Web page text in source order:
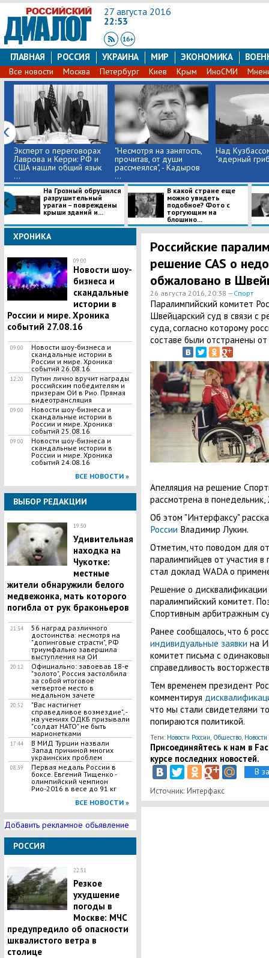
27 августа 2016
22:53
ГЛАВНАЯ РОССИЯ УКРАИНА МИР ЭКОНОМИКА
Все новости Москва Петербург Киев Крым ИноСМИ
Эксперт о переговорах
Лаврова и Керри: РФ и
США нашли общий язык
...
"Несмотря на занятость,
прочитав, от души
рассмеялся", - Кадыров
...
Над
"ядерный
На Грозный обрушился
разрушительный
ураган – повреждены
крыши зданий и...
В какой стране еще
можно увидеть
подобное? Фото с
торгующим на
блошино...
ХРОНИКА
09:00
Новости шоу-
бизнеса и
скандальные
истории в
России и мире. Хроника
событий 27.08.16
09:00
Новости шоу-бизнеса и
скандальные истории в
России и мире. Хроника
событий 26.08.16
12:20
Путин лично вручит награды
российским победителям и
призерам ОИ в Рио. Прямая
видеотрансляция
09:00
Новости шоу-бизнеса и
скандальные истории в
России и мире. Хроника
событий 25.08.16
09:00
Новости шоу-бизнеса и
скандальные истории в
России и мире. Хроника
событий 24.08.16
ВСЕ НОВОСТИ »
ВЫБОР РЕДАКЦИИ
19:30
​Удивительная
находка на
Чукотке:
местные
жители обнаружили белого
медвежонка, мать которого
погибла от рук браконьеров
21:34
56 наград различного
достоинства: несмотря на
"допинговые страсти", РФ
триумфально завершила
выступления на ОИ
20:12
Официально: завоевав 18-е
"золото", Россия застолбила
за собой итоговое
четвертое место в
медальном зачете
20:52
"Вас настигнет
справедливое возмездие", -
на учениях ОДКБ призывали
"солдат НАТО" не быть
марионетками
17:44
В МИД Турции назвали
Запад причиной многих
украинских проблем
08:39
Первая медаль России в
боксе. Евгений Тищенко -
олимпийский чемпион
Рио-2016 в весе до 91 кг
ВСЕ НОВОСТИ »
Добавить рекламное обьявление
РОССИЯ
22:31
​Резкое
ухудшение
погоды в
Москве: МЧС
предупредило об опасности
шквалистого ветра в
столице
Российские
решение CAS о
обжаловано в
26 августа 2016, 20:38 —Спорт
Паралимпийский комитет
Швейцарский суд в связи с
суда, согласно которому
составе были отстранены
Апелляция на решение
рассмотрена в понедельник,
Об этом "Интерфаксу"
России Владимир Лукин.
Отметим, что поводом для
паралимпийцев от участия в
стал доклад WADA о
Решение о
паралимпийский комитет.
Спортивным арбитражным
Ранее сообщалось, что 6
индивидуальные заявки на
комитет письма с
справедливость
Тем временем президент
комментируя
что мы стали свидетелями
попираются политикой.
Теги: Новости России Общество,
Присоединяйтесь к нам в
курсе последних новостей.
В
Источник: Интерфакс